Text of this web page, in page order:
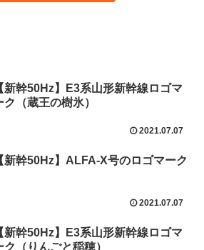
新幹50Hz】E3系山形新幹線ロゴマ
ク（蔵王の樹氷）
2021.07.07
新幹50Hz】ALFA-X号のロゴマーク
2021.07.07
新幹50Hz】E3系山形新幹線ロゴマ
ク（りんごと稲穂）